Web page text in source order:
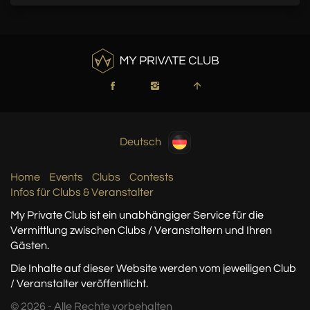
Deutsch
Home Events Clubs
Contests
Infos für Clubs & Veranstalter
My Private Club ist ein unabhängiger Servicefür die
Vermittlung zwischen Clubs / Veranstaltern und Ihren
Gästen.
Die Inhalte auf dieser Website werden vom jeweiligen Club
/ Veranstalter veröffentlicht.
© 2026 - Alle Rechte vorbehalten